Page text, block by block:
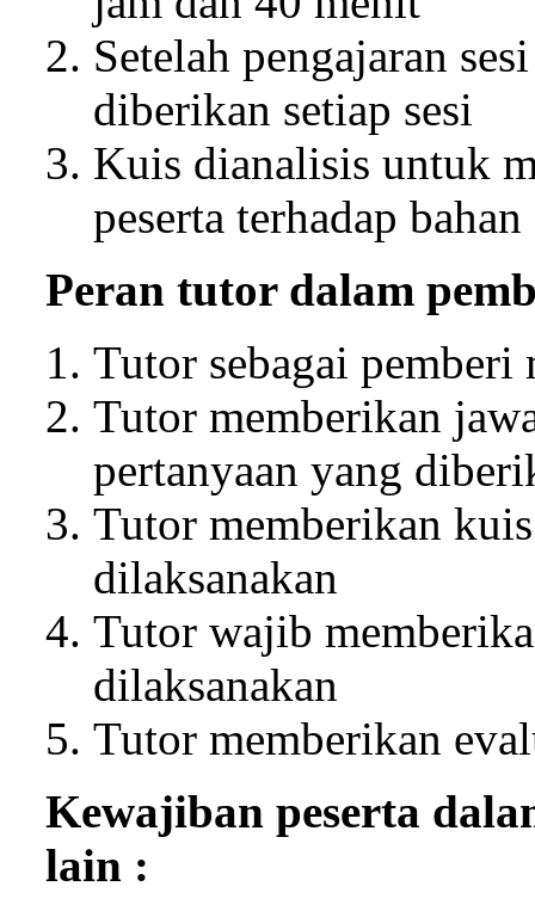
Setelah pengajaran
diberikan setiap sesi
Kuis dianalisis untuk
peserta terhadap
Peran tutor dalam
Tutor sebagai pemberi
Tutor memberikan
pertanyaan yang
Tutor memberikan
dilaksanakan
Tutor wajib
dilaksanakan
Tutor memberikan
Kewajiban peserta
lain :